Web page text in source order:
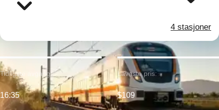
4 stasjoner
Tidligste avgang:
16:35
Laveste pris:
$109